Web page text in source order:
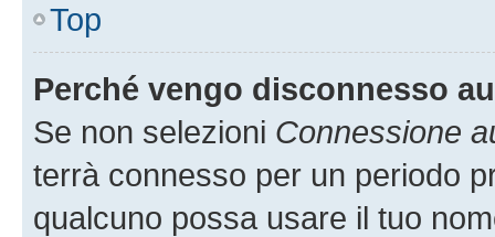
Top
Perché vengo disconnesso
Se non selezioni Connessione
terrà connesso per un periodo
qualcuno possa usare il tuo